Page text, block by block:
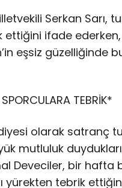
Serkan
ifade
eşsiz güzelliğinde
SPORCULARA TEBRİK*
olarak satranç
mutluluk
Deveciler, bir
yürekten tebrik